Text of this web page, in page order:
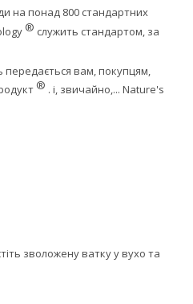
на понад 800 стандартних
® служить стандартом, за
передається вам, покупцям,
® . і, звичайно,... Nature's
зволожену ватку у вухо та